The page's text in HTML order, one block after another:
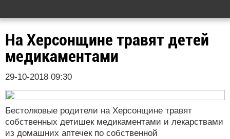
На Херсонщине травят детей
медикаментами
29-10-2018 09:30
Бестолковые родители на Херсонщине травят
собственных детишек медикаментами и лекарствами
из домашних аптечек по собственной